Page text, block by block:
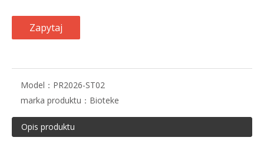
Zapytaj
Model： PR2026-ST02
marka produktu： Bioteke
Opis produktu